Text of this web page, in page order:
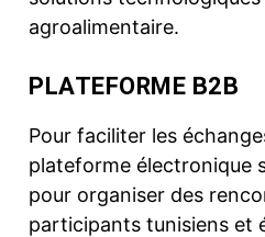
agroalimentaire.
PLATEFORME B2B
Pour faciliter les
plateforme électronique
pour organiser des
participants tunisiens et